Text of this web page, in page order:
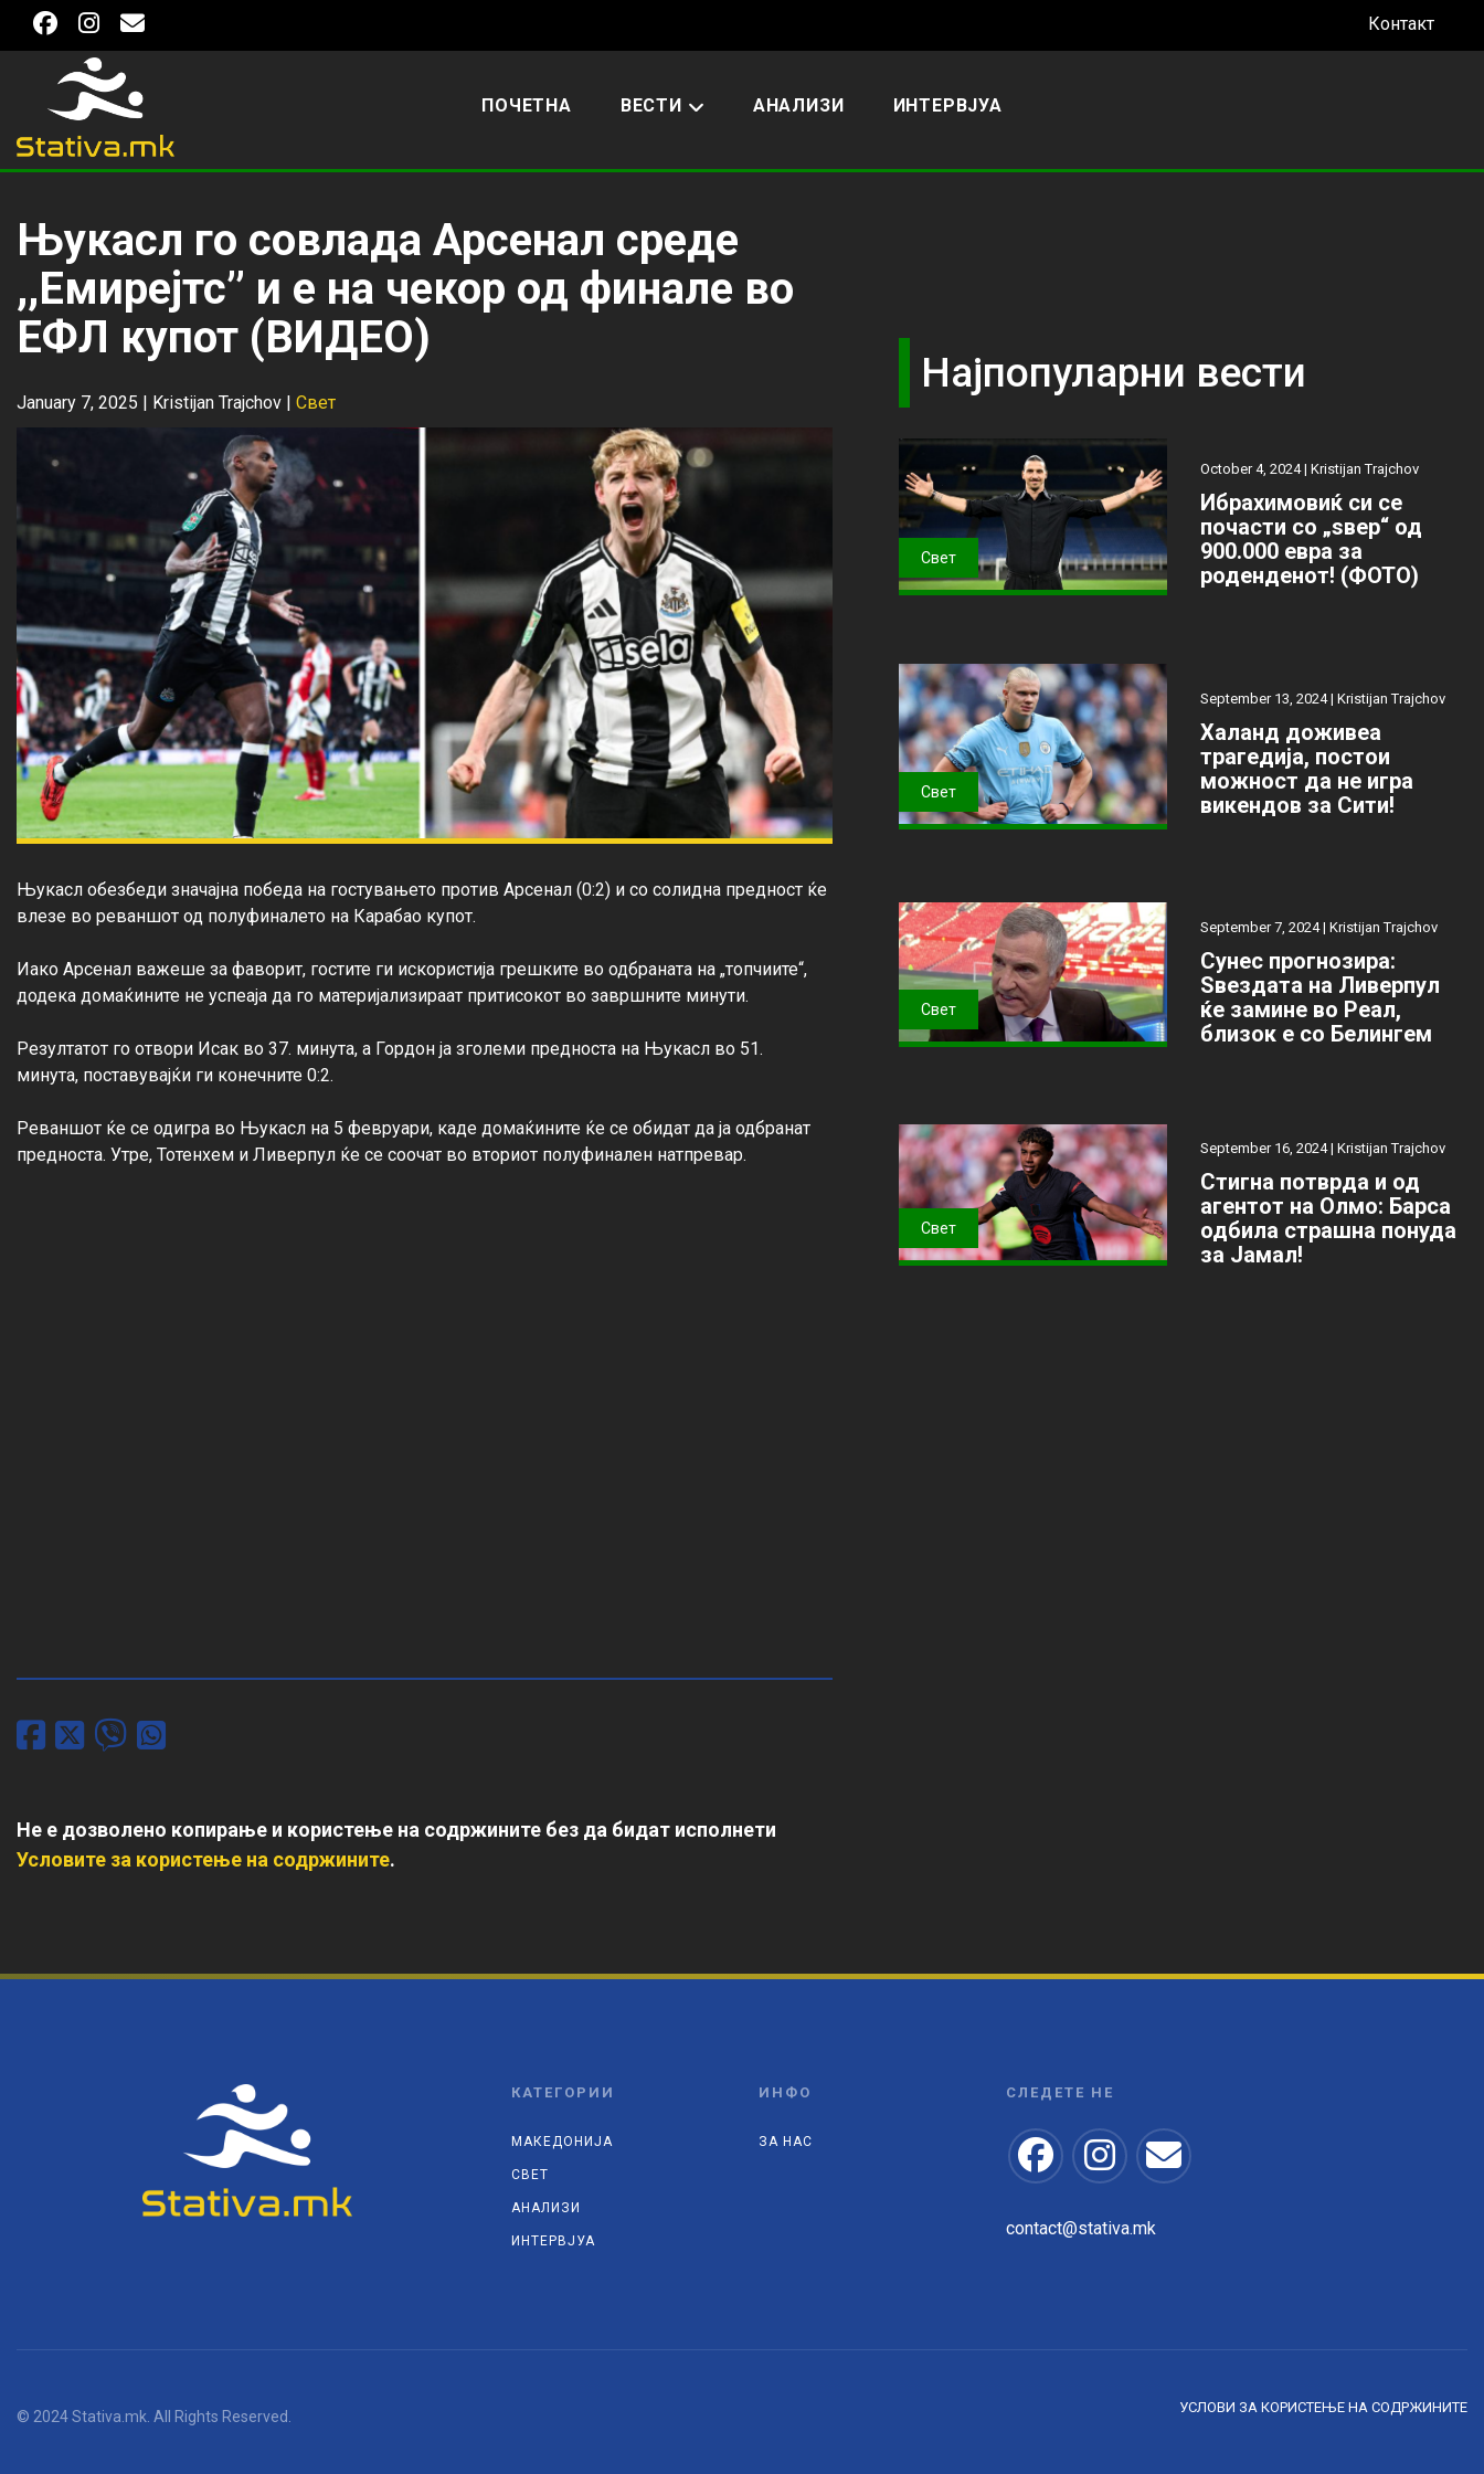
Контакт
ПОЧЕТНА ВЕСТИ АНАЛИЗИ ИНТЕРВЈУА
Њукасл го совлада Арсенал среде
,,Емирејтс’’ и е на чекор од финале во
ЕФЛ купот (ВИДЕО)
January 7, 2025 | Kristijan Trajchov | Свет
Њукасл обезбеди значајна победа на гостувањето против Арсенал (0:2) и со солидна предност ќе
влезе во реваншот од полуфиналето на Карабао купот.
Иако Арсенал важеше за фаворит, гостите ги искористија грешките во одбраната на „топчиите“,
додека домаќините не успеаја да го материјализираат притисокот во завршните минути.
Резултатот го отвори Исак во 37. минута, а Гордон ја зголеми предноста на Њукасл во 51.
минута, поставувајќи ги конечните 0:2.
Реваншот ќе се одигра во Њукасл на 5 февруари, каде домаќините ќе се обидат да ја одбранат
предноста. Утре, Тотенхем и Ливерпул ќе се соочат во вториот полуфинален натпревар.
Не е дозволено копирање и користење на содржините без да бидат исполнети
Условите за користење на содржините.
Најпопуларни вести
Свет
October 4, 2024 | Kristijan Trajchov
Ибрахимовиќ си се
почасти со „ѕвер“ од
900.000 евра за
роденденот! (ФОТО)
Свет
September 13, 2024 | Kristijan Trajchov
Халанд доживеа
трагедија, постои
можност да не игра
викендов за Сити!
Свет
September 7, 2024 | Kristijan Trajchov
Сунес прогнозира:
Ѕвездата на Ливерпул
ќе замине во Реал,
близок е со Белингем
Свет
September 16, 2024 | Kristijan Trajchov
Стигна потврда и од
агентот на Олмо: Барса
одбила страшна понуда
за Јамал!
КАТЕГОРИИ
МАКЕДОНИЈА
СВЕТ
АНАЛИЗИ
ИНТЕРВЈУА
ИНФО
ЗА НАС
СЛЕДЕТЕ НЕ
contact@stativa.mk
© 2024 Stativa.mk. All Rights Reserved.
УСЛОВИ ЗА КОРИСТЕЊЕ НА СОДРЖИНИТЕ